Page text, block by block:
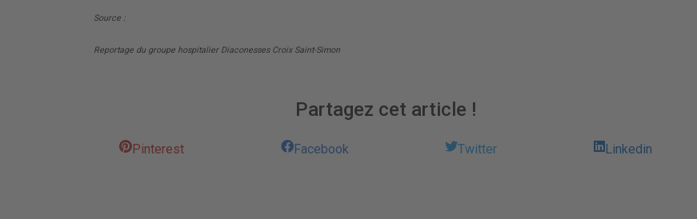
Source :
Reportage du groupe hospitalier Diaconesses Croix Saint-Simon
Partagez cet article !
Pinterest Facebook Twitter Linkedin